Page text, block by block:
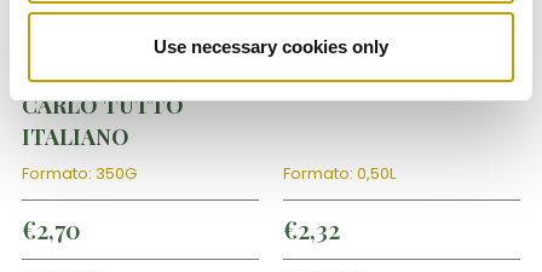
Use necessary cookies only
Di Carlo Tutto Italiano
POMODORINI
DATTERINI GIALLI DI
CARLO TUTTO
ITALIANO
Formato: 350G
€2,70
Condimenti
ACETO BALSAMICO
IGP DI CARLO
Formato: 0,50L
€2,32